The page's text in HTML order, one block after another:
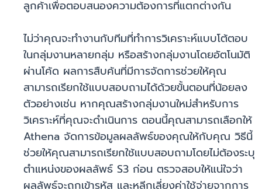
ลูกค้าเพื่อตอบสนองความต้องการที่แตกต่างกัน
ไม่ว่าคุณจะทำงานกับทีมที่ทำการวิเคราะห์แบบโต้ตอบ
ในกลุ่มงานหลายกลุ่ม หรือสร้างกลุ่มงานโดยอัตโนมัติ
ผ่านโค้ด ผลการสืบค้นที่มีการจัดการช่วยให้คุณ
สามารถเรียกใช้แบบสอบถามได้ด้วยขั้นตอนที่น้อยลง
ตัวอย่างเช่น หากคุณสร้างกลุ่มงานใหม่สำหรับการ
วิเคราะห์ที่คุณจะดำเนินการ ตอนนี้คุณสามารถเลือกให้
Athena จัดการข้อมูลผลลัพธ์ของคุณให้กับคุณ วิธีนี้
ช่วยให้คุณสามารถเรียกใช้แบบสอบถามโดยไม่ต้องระบุ
ตำแหน่งของผลลัพธ์ S3 ก่อน ตรวจสอบให้แน่ใจว่า
ผลลัพธ์จะถูกเข้ารหัส และหลีกเลี่ยงค่าใช้จ่ายจากการ